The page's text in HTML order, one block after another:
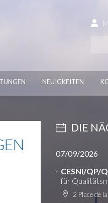
NEUIGKEITEN
DIE
07/09/2026
CESNI/QP/
für
2 Place de